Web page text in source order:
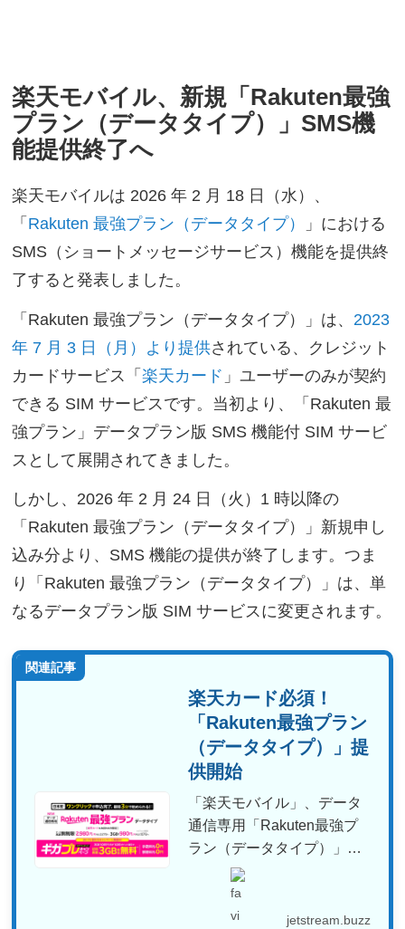
楽天モバイル、新規「Rakuten最強
プラン（データタイプ）」SMS機
能提供終了へ
楽天モバイルは 2026 年 2 月 18 日（水）、
「 Rakuten 最強プラン（データタイプ）
」における
SMS（ショートメッセージサービス）機能を提供終
了すると発表しました。
「Rakuten 最強プラン（データタイプ）」は、 2023
年 7 月 3 日（月）より提供されている、クレジット
カードサービス「楽天カード 」ユーザーのみが契約
できる SIM サービスです。当初より、「Rakuten 最
強プラン」データプラン版 SMS 機能付 SIM サービ
スとして展開されてきました。
しかし、2026 年 2 月 24 日（火）1 時以降の
「Rakuten 最強プラン（データタイプ）」新規申し
込み分より、SMS 機能の提供が終了します。つま
り「Rakuten 最強プラン（データタイプ）」は、単
なるデータプラン版 SIM サービスに変更されます。
関連記事
楽天カード必須！
「Rakuten最強プラン
（データタイプ）」提
供開始
「楽天モバイル」、データ
通信専用「Rakuten最強プ
ラン（データタイプ）」提
供開始。料金形態は既存...
jetstream.buzz